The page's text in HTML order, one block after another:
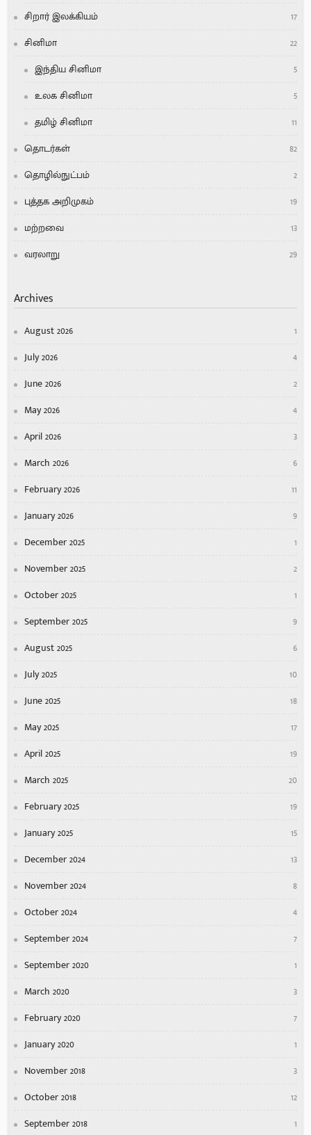
சிறார் இலக்கியம்
17
சினிமா
22
இந்திய சினிமா
5
உலக சினிமா
5
தமிழ் சினிமா
11
தொடர்கள்
82
தொழில்நுட்பம்
2
புத்தக அறிமுகம்
19
மற்றவை
13
வரலாறு
29
Archives
August 2026
1
July 2026
4
June 2026
2
May 2026
4
April 2026
3
March 2026
6
February 2026
11
January 2026
9
December 2025
1
November 2025
2
October 2025
1
September 2025
9
August 2025
6
July 2025
10
June 2025
18
May 2025
17
April 2025
19
March 2025
20
February 2025
19
January 2025
15
December 2024
13
November 2024
8
October 2024
4
September 2024
7
September 2020
1
March 2020
3
February 2020
7
January 2020
1
November 2018
3
October 2018
12
September 2018
1